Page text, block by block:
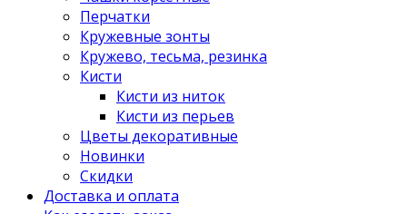
Перчатки
Кружевные зонты
Кружево, тесьма, резинка
Кисти
Кисти из ниток
Кисти из перьев
Цветы декоративные
Новинки
Скидки
Доставка и оплата